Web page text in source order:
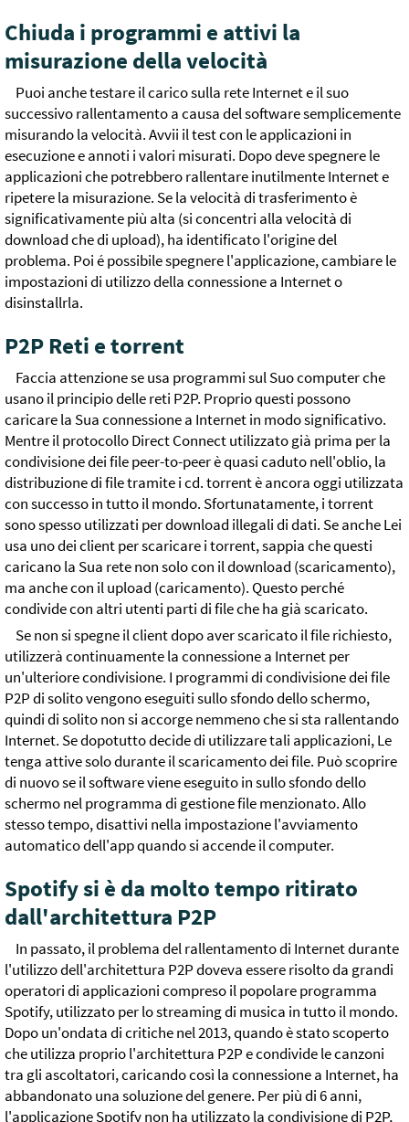
Chiuda i programmi e attivi la
misurazione della velocità
Puoi anche testare il carico sulla rete Internet e il suo
successivo rallentamento a causa del software semplicemente
misurando la velocità. Avvii il test con le applicazioni in
esecuzione e annoti i valori misurati. Dopo deve spegnere le
applicazioni che potrebbero rallentare inutilmente Internet e
ripetere la misurazione. Se la velocità di trasferimento è
significativamente più alta (si concentri alla velocità di
download che di upload), ha identificato l'origine del
problema. Poi é possibile spegnere l'applicazione, cambiare le
impostazioni di utilizzo della connessione a Internet o
disinstallrla.
P2P Reti e torrent
Faccia attenzione se usa programmi sul Suo computer che
usano il principio delle reti P2P. Proprio questi possono
caricare la Sua connessione a Internet in modo significativo.
Mentre il protocollo Direct Connect utilizzato già prima per la
condivisione dei file peer-to-peer è quasi caduto nell'oblio, la
distribuzione di file tramite i cd. torrent è ancora oggi utilizzata
con successo in tutto il mondo. Sfortunatamente, i torrent
sono spesso utilizzati per download illegali di dati. Se anche Lei
usa uno dei client per scaricare i torrent, sappia che questi
caricano la Sua rete non solo con il download (scaricamento),
ma anche con il upload (caricamento). Questo perché
condivide con altri utenti parti di file che ha già scaricato.
Se non si spegne il client dopo aver scaricato il file richiesto,
utilizzerà continuamente la connessione a Internet per
un'ulteriore condivisione. I programmi di condivisione dei file
P2P di solito vengono eseguiti sullo sfondo dello schermo,
quindi di solito non si accorge nemmeno che si sta rallentando
Internet. Se dopotutto decide di utilizzare tali applicazioni, Le
tenga attive solo durante il scaricamento dei file. Può scoprire
di nuovo se il software viene eseguito in sullo sfondo dello
schermo nel programma di gestione file menzionato. Allo
stesso tempo, disattivi nella impostazione l'avviamento
automatico dell'app quando si accende il computer.
Spotify si è da molto tempo ritirato
dall'architettura P2P
In passato, il problema del rallentamento di Internet durante
l'utilizzo dell'architettura P2P doveva essere risolto da grandi
operatori di applicazioni compreso il popolare programma
Spotify, utilizzato per lo streaming di musica in tutto il mondo.
Dopo un'ondata di critiche nel 2013, quando è stato scoperto
che utilizza proprio l'architettura P2P e condivide le canzoni
tra gli ascoltatori, caricando così la connessione a Internet, ha
abbandonato una soluzione del genere. Per più di 6 anni,
l'applicazione Spotify non ha utilizzato la condivisione di P2P,